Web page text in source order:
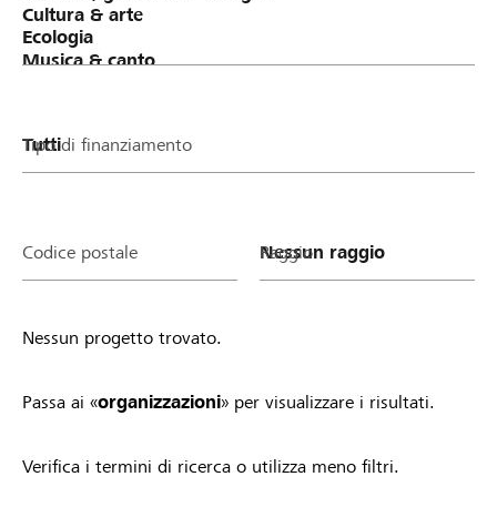
Tipo di finanziamento
Codice postale Raggio
Nessun progetto trovato.
Passa ai «organizzazioni» per visualizzare i risultati.
Verifica i termini di ricerca o utilizza meno filtri.